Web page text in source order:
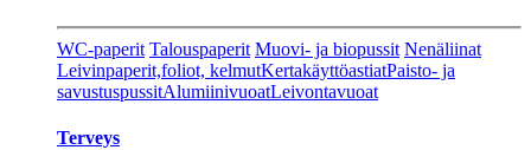
WC-paperit Talouspaperit Muovi- ja biopussit Nenäliinat
Leivinpaperit,foliot, kelmutKertakäyttöastiatPaisto- ja
savustuspussitAlumiinivuoatLeivontavuoat
Terveys